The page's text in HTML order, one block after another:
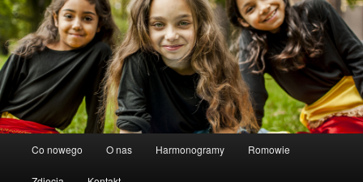
Przeskocz
Co nowego O nas Harmonogramy Romowie